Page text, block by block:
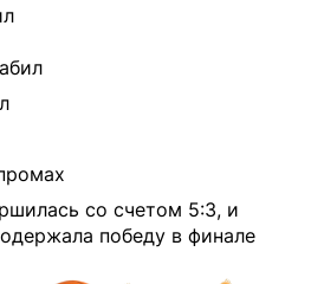
со счетом 5:3, и
победу в финале